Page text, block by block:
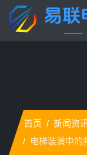
首页 新闻资
电梯装潢中的